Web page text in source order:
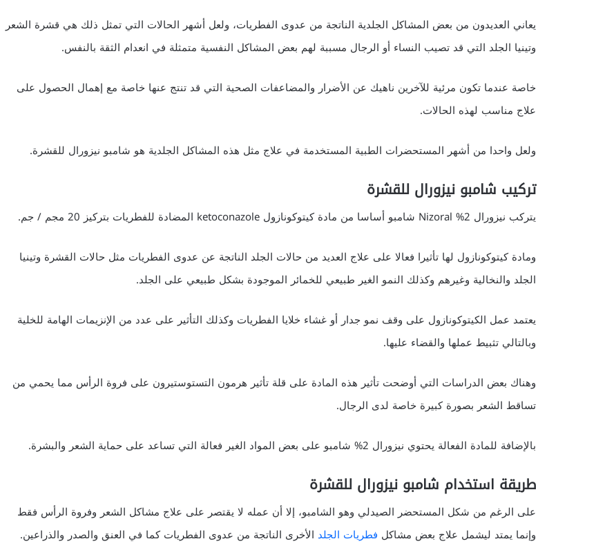
يعاني العديدون من بعض المشاكل الجلدية الناتجة من عدوى الفطريات، ولعل أشهر الحالات التي تمثل ذلك هي قشرة الشعر
وتينيا الجلد التي قد تصيب النساء أو الرجال مسببة لهم بعض المشاكل النفسية متمثلة في انعدام الثقة بالنفس.
خاصة عندما تكون مرئية للآخرين ناهيك عن الأضرار والمضاعفات الصحية التي قد تنتج عنها خاصة مع إهمال الحصول على
علاج مناسب لهذه الحالات.
ولعل واحدا من أشهر المستحضرات الطبية المستخدمة في علاج مثل هذه المشاكل الجلدية هو شامبو نيزورال للقشرة.
تركيب شامبو نيزورال للقشرة
يتركب نيزورال 2% Nizoral شامبو أساسا من مادة كيتوكونازول ketoconazole المضادة للفطريات بتركيز 20 مجم / جم.
ومادة كيتوكونازول لها تأثيرا فعالا على علاج العديد من حالات الجلد الناتجة عن عدوى الفطريات مثل حالات القشرة وتينيا
الجلد والنخالية وغيرهم وكذلك النمو الغير طبيعي للخمائر الموجودة بشكل طبيعي على الجلد.
يعتمد عمل الكيتوكونازول على وقف نمو جدار أو غشاء خلايا الفطريات وكذلك التأثير على عدد من الإنزيمات الهامة للخلية
وبالتالي تثبيط عملها والقضاء عليها.
وهناك بعض الدراسات التي أوضحت تأثير هذه المادة على قلة تأثير هرمون التستوستيرون على فروة الرأس مما يحمي من
تساقط الشعر بصورة كبيرة خاصة لدى الرجال.
بالإضافة للمادة الفعالة يحتوي نيزورال 2% شامبو على بعض المواد الغير فعالة التي تساعد على حماية الشعر والبشرة.
طريقة استخدام شامبو نيزورال للقشرة
على الرغم من شكل المستحضر الصيدلي وهو الشامبو، إلا أن عمله لا يقتصر على علاج مشاكل الشعر وفروة الرأس فقط
وإنما يمتد ليشمل علاج بعض مشاكل فطريات الجلد الأخرى الناتجة من عدوى الفطريات كما في العنق والصدر والذراعين.